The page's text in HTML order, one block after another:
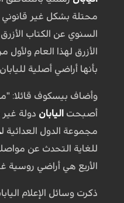
محتلة بشكل غير
السنوي عن الكتاب
بأنها أراضي أصلية
وأضاف بيسكوف قائلا:
أصبحت اليابان دولة
مجموعة الدول العدائية ل
للغاية التحدث عن
الأربع هي أراضي روسية
ذكرت وسائل الإعلام